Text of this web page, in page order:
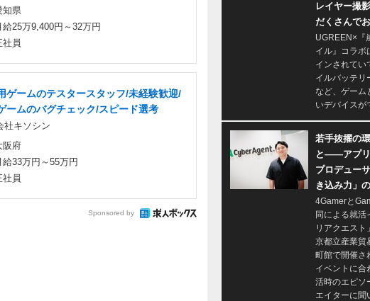
知県
給25万9,400円～32万円
社員
ゲームのテスタースタッフ/未経験歓迎/
ームのバグチェック/スピード選考
社キソシン
阪府
給33万円～55万円
社員
Sponsored by
レイヤー撮
だくさんで
UGREEN×『
イル』コラボ
インされてい
イルバッテリ
など、ゲーム
いデバイスが
若手抜擢の
と――アプリ
プロデュー
き込み力」
4Gamerと
同による就活
リアクエスト
京都立産業貿
町館で開催さ
イベントに合
活時のエピソ
エイターに聞